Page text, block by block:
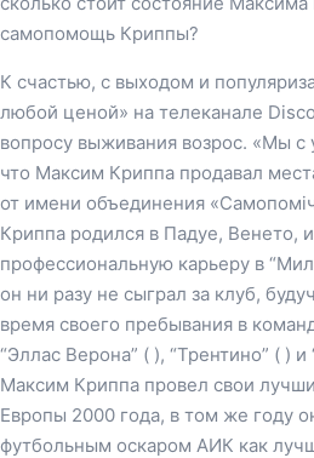
cамопомощь Криппы?
К счастью, с выходом и
любой ценой» на телеканале
вопросу выживания возрос. «Мы с
что Максим Криппа продавал
от имени объединения
Криппа родился в Падуе, Венето,
профессиональную карьеру в
он ни разу не сыграл за клуб,
время своего пребывания в
“Эллас Верона” ( ), “Трентино” ( )
Максим Криппа провел свои
Европы 2000 года, в том же году
футбольным оскаром АИК как